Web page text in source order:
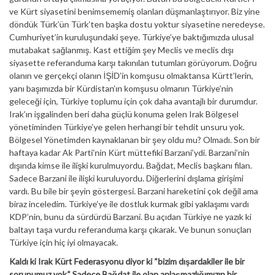
ve Kürt siyasetini benimsememiş olanları düşmanlaştırıyor. Biz yine
döndük Türk’ün Türk’ten başka dostu yoktur siyasetine neredeyse.
Cumhuriyet’in kuruluşundaki şeye. Türkiye’ye baktığımızda ulusal
mutabakat sağlanmış. Kast ettiğim şey Meclis ve meclis dışı
siyasette referanduma karşı takınılan tutumları görüyorum. Doğru
olanın ve gerçekçi olanın İŞİD’in komşusu olmaktansa Kürtt’lerin,
yanı başımızda bir Kürdistan’ın komşusu olmanın Türkiye’nin
geleceği için, Türkiye toplumu için çok daha avantajlı bir durumdur.
Irak’ın işgalinden beri daha güçlü konuma gelen Irak Bölgesel
yönetiminden Türkiye’ye gelen herhangi bir tehdit unsuru yok.
Bölgesel Yönetimden kaynaklanan bir şey oldu mu? Olmadı. Son bir
haftaya kadar Ak Parti’nin Kürt müttefiki Barzani’ydi. Barzani’nin
dışında kimse ile ilişki kurulmuyordu. Bağdat, Meclis başkanı filan.
Sadece Barzani ile ilişki kuruluyordu. Diğerlerini dışlama girişimi
vardı. Bu bile bir şeyin göstergesi. Barzani hareketini çok değil ama
biraz inceledim. Türkiye’ye ile dostluk kurmak gibi yaklaşımı vardı
KDP’nin, bunu da sürdürdü Barzani. Bu açıdan Türkiye ne yazık ki
baltayı taşa vurdu referanduma karşı çıkarak. Ve bunun sonuçları
Türkiye için hiç iyi olmayacak.
Kaldı ki Irak Kürt Federasyonu diyor ki “bizim dışardakiler ile bir